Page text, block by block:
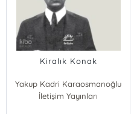
Kiralık Konak
Yakup Kadri Karaosmanoğlu
İletişim Yayınları